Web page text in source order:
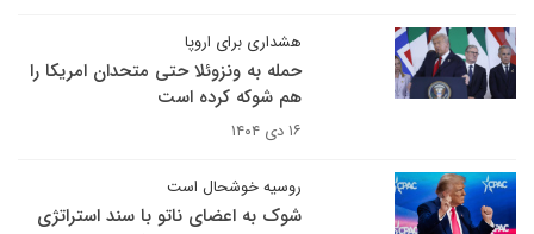
هشداری برای اروپا
حمله به ونزوئلا حتی متحدان امریکا را
هم شوکه کرده است
۱۶ دی ۱۴۰۴
روسیه خوشحال است
شوک به اعضای ناتو با سند استراتژی